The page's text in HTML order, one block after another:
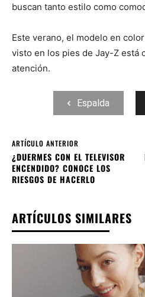
buscan tanto estilo como
Este verano, el modelo en
visto en los pies de Jay-Z está
atención.
Espalda
ARTÍCULO ANTERIOR
¿DUERMES CON EL TELEVISOR
ENCENDIDO? CONOCE LOS
RIESGOS DE HACERLO
ARTÍCULOS SIMILARES